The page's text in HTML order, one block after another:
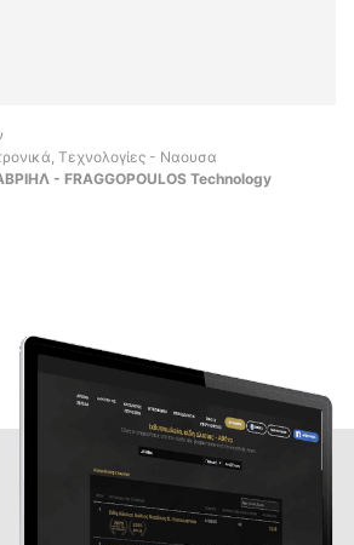
Τεχνολογίες - Ναουσα
- FRAGGOPOULOS Technology